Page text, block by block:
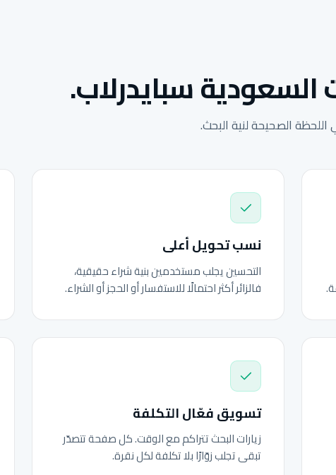
السعودية سبايدرلاب.
الصحيحة لنية البحث.
نسب تحويل أعلى
التحسين يجلب مستخدمين بنية شراء حقيقية،
فالزائر أكثر احتمالًا للاستفسار أو الحجز أو الشراء.
تسويق فعّال التكلفة
زيارات البحث تتراكم مع الوقت. كل صفحة تتصدّر
تبقى تجلب زوّارًا بلا تكلفة لكل نقرة.